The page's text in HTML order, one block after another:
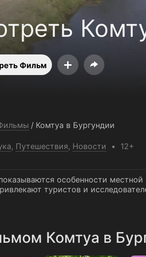
Фильм
/ Комтуа в Бургундии
, Путешествия, Новости 12+
особенности
туристов и
Комтуа в